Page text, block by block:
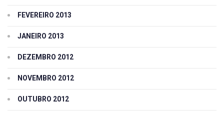
FEVEREIRO 2013
JANEIRO 2013
DEZEMBRO 2012
NOVEMBRO 2012
OUTUBRO 2012